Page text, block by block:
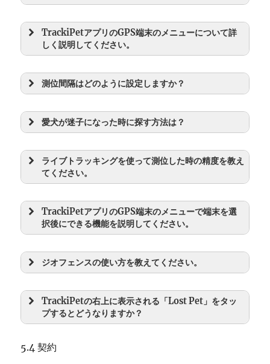
TrackiPetアプリのGPS端末のメニューについて詳
しく説明してください。
測位間隔はどのように設定しますか？
愛犬が迷子になった時に探す方法は？
ライブトラッキングを使って測位した時の精度を教え
てください。
TrackiPetアプリのGPS端末のメニューで端末を選
択後にできる機能を説明してください。
ジオフェンスの使い方を教えてください。
TrackiPetの右上に表示される「Lost Pet」をタッ
プするとどうなりますか？
5.4 契約